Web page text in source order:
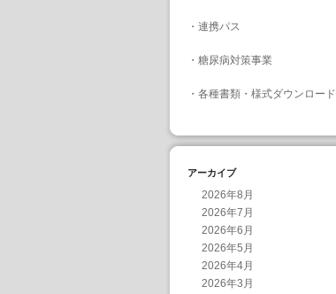
・ 連携パス
・ 糖尿病対策事業
・ 各種書類・様式ダウンロード
アーカイブ
2026年8月
2026年7月
2026年6月
2026年5月
2026年4月
2026年3月